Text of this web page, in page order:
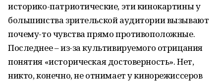
историко-патриотические, эти кинокартины у
большинства зрительской аудитории вызывают
почему-то чувства прямо противоположные.
Последнее – из-за культивируемого отрицания
понятия «историческая достоверность». Нет,
никто, конечно, не отнимает у кинорежиссеров